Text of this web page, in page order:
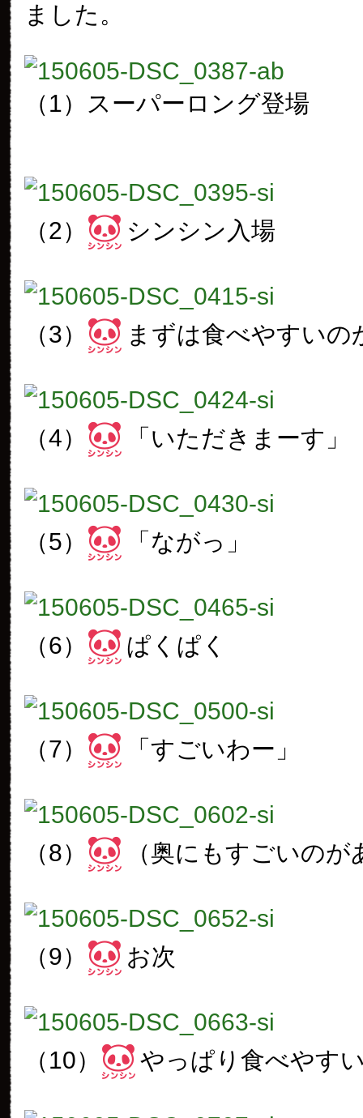
ました。
（1）スーパーロング登場
（2） シンシン入場
（3） まずは食べやすいの
（4） 「いただきまーす」
（5） 「ながっ」
（6） ぱくぱく
（7） 「すごいわー」
（8） （奥にもすごいのが
（9） お次
（10） やっぱり食べやす